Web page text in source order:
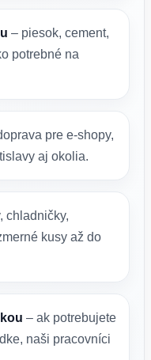
– piesok, cement,
potrebné na
pre e-shopy,
aj okolia.
chladničky,
kusy až do
– ak potrebujete
naši pracovníci